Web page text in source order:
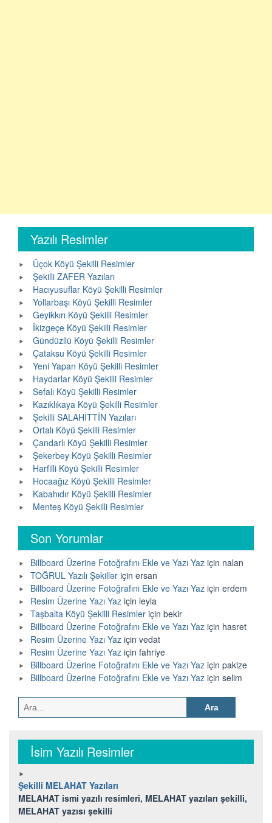
Yazılı Resimler
Üçok Köyü Şekilli Resimler
Şekilli ZAFER Yazıları
Hacıyusuflar Köyü Şekilli Resimler
Yollarbaşı Köyü Şekilli Resimler
Geyikkırı Köyü Şekilli Resimler
İkizgeçe Köyü Şekilli Resimler
Gündüzllü Köyü Şekilli Resimler
Çataksu Köyü Şekilli Resimler
Yeni Yapan Köyü Şekilli Resimler
Haydarlar Köyü Şekilli Resimler
Sefalı Köyü Şekilli Resimler
Kazıklıkaya Köyü Şekilli Resimler
Şekilli SALAHİTTİN Yazıları
Ortalı Köyü Şekilli Resimler
Çandarlı Köyü Şekilli Resimler
Şekerbey Köyü Şekilli Resimler
Harfilli Köyü Şekilli Resimler
Hocaağız Köyü Şekilli Resimler
Kabahıdır Köyü Şekilli Resimler
Menteş Köyü Şekilli Resimler
Son Yorumlar
Billboard Üzerine Fotoğrafını Ekle ve Yazı Yaz için nalan
TOĞRUL Yazılı Şəkillər için ersan
Billboard Üzerine Fotoğrafını Ekle ve Yazı Yaz için erdem
Resim Üzerine Yazı Yaz için leyla
Taşbalta Köyü Şekilli Resimler için bekir
Billboard Üzerine Fotoğrafını Ekle ve Yazı Yaz için hasret
Resim Üzerine Yazı Yaz için vedat
Resim Üzerine Yazı Yaz için fahriye
Billboard Üzerine Fotoğrafını Ekle ve Yazı Yaz için pakize
Billboard Üzerine Fotoğrafını Ekle ve Yazı Yaz için selim
Arama:
İsim Yazılı Resimler
Şekilli MELAHAT Yazıları
MELAHAT ismi yazılı resimleri, MELAHAT yazıları şekilli,
MELAHAT yazısı şekilli